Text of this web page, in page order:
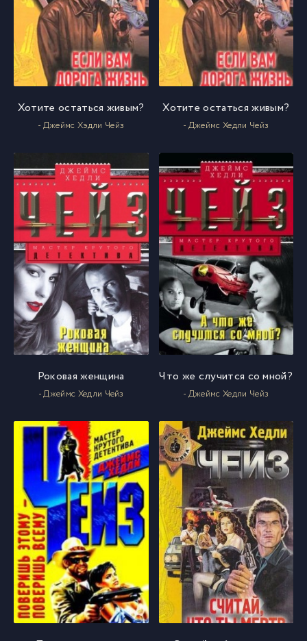
Хотите остаться живым?
- Джеймс Хэдли Чейз
Хотите остаться живым?
- Джеймс Хедли Чейз
Роковая женщина
- Джеймс Хедли Чейз
Что же случится со мной?
- Джеймс Хедли Чейз